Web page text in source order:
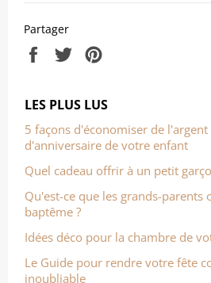
Partager
PartagerTweeter
LES PLUS LUS
5 façons d'économiser de
d'anniversaire de votre enfant
Quel cadeau offrir à un petit
Qu'est-ce que les grands-parents
baptême ?
Idées déco pour la chambre de
Le Guide pour rendre votre fête
inoubliable